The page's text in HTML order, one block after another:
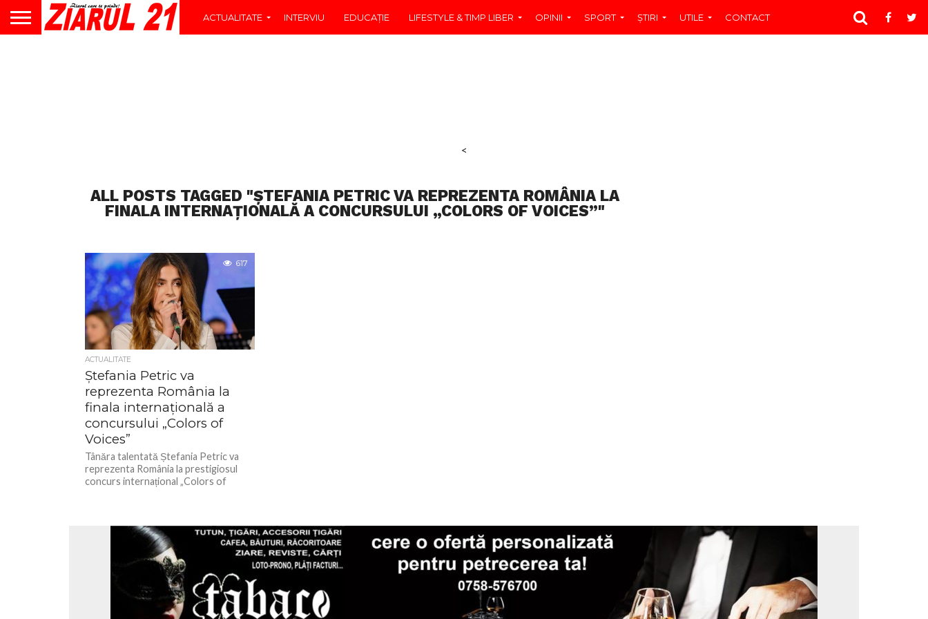
ACTUALITATE INTERVIU EDUCAŢIE LIFESTYLE & TIMP LIBER OPINII SPORT ŞTIRI UTILE CONTACT
<
ALL POSTS TAGGED "ȘTEFANIA PETRIC VA REPREZENTA ROMÂNIA LA
FINALA INTERNAȚIONALĂ A CONCURSULUI „COLORS OF VOICES”"
617
ACTUALITATE
Ștefania Petric va
reprezenta România la
finala internațională a
concursului „Colors of
Voices”
Tânăra talentată Ștefania Petric va
reprezenta România la prestigiosul
concurs internațional „Colors of